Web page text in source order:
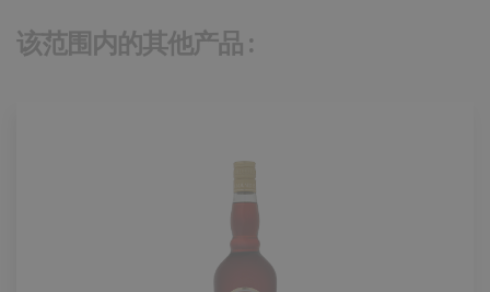
该范围内的其他产品 :